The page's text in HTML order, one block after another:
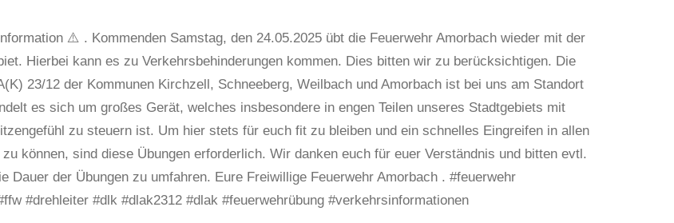
⚠️ . Kommenden Samstag, den 24.05.2025 übt die Feuerwehr Amorbach wieder mit der
Hierbei kann es zu Verkehrsbehinderungen kommen. Dies bitten wir zu berücksichtigen. Die
23/12 der Kommunen Kirchzell, Schneeberg, Weilbach und Amorbach ist bei uns am Standort
es sich um großes Gerät, welches insbesondere in engen Teilen unseres Stadtgebiets mit
zu steuern ist. Um hier stets für euch fit zu bleiben und ein schnelles Eingreifen in allen
können, sind diese Übungen erforderlich. Wir danken euch für euer Verständnis und bitten evtl.
Dauer der Übungen zu umfahren. Eure Freiwillige Feuerwehr Amorbach . #feuerwehr
#drehleiter #dlk #dlak2312 #dlak #feuerwehrübung #verkehrsinformationen